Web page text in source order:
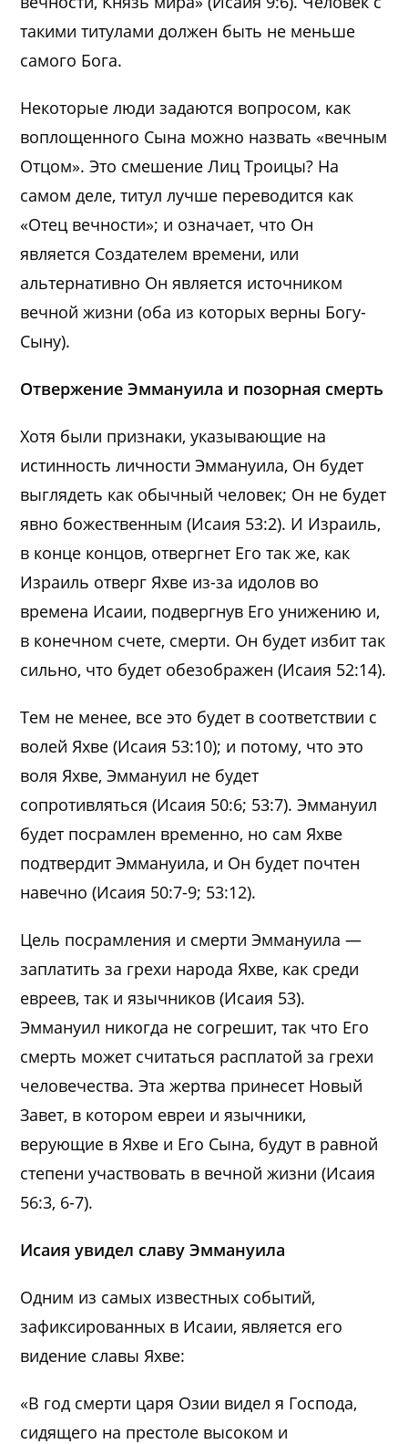
такими титулами должен быть не меньше
самого Бога.
Некоторые люди задаются вопросом, как
воплощенного Сына можно назвать «вечным
Отцом». Это смешение Лиц Троицы? На
самом деле, титул лучше переводится как
«Отец вечности»; и означает, что Он
является Создателем времени, или
альтернативно Он является источником
вечной жизни (оба из которых верны Богу-
Сыну).
Отвержение Эммануила и позорная смерть
Хотя были признаки, указывающие на
истинность личности Эммануила, Он будет
выглядеть как обычный человек; Он не будет
явно божественным (Исаия 53:2). И Израиль,
в конце концов, отвергнет Его так же, как
Израиль отверг Яхве из-за идолов во
времена Исаии, подвергнув Его унижению и,
в конечном счете, смерти. Он будет избит так
сильно, что будет обезображен (Исаия 52:14).
Тем не менее, все это будет в соответствии с
волей Яхве (Исаия 53:10); и потому, что это
воля Яхве, Эммануил не будет
сопротивляться (Исаия 50:6; 53:7). Эммануил
будет посрамлен временно, но сам Яхве
подтвердит Эммануила, и Он будет почтен
навечно (Исаия 50:7-9; 53:12).
Цель посрамления и смерти Эммануила —
заплатить за грехи народа Яхве, как среди
евреев, так и язычников (Исаия 53).
Эммануил никогда не согрешит, так что Его
смерть может считаться расплатой за грехи
человечества. Эта жертва принесет Новый
Завет, в котором евреи и язычники,
верующие в Яхве и Его Сына, будут в равной
степени участвовать в вечной жизни (Исаия
56:3, 6-7).
Исаия увидел славу Эммануила
Одним из самых известных событий,
зафиксированных в Исаии, является его
видение славы Яхве:
«В год смерти царя Озии видел я Господа,
сидящего на престоле высоком и